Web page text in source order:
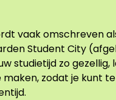
vaak omschreven
Student City
studietijd zo gezellig,
zodat je kunt